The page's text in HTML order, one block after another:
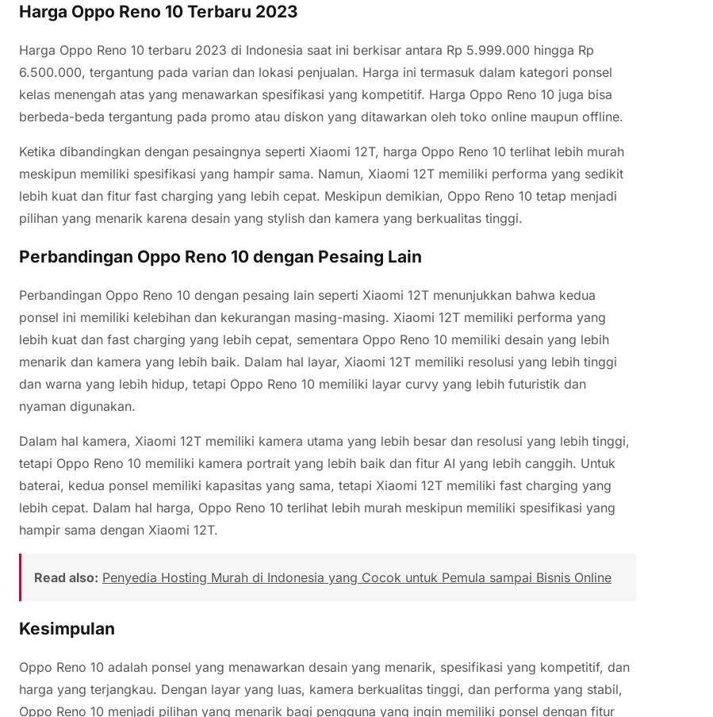
Harga Oppo Reno 10 Terbaru 2023
Harga Oppo Reno 10 terbaru 2023 di Indonesia saat ini berkisar antara Rp 5.999.000 hingga Rp
6.500.000, tergantung pada varian dan lokasi penjualan. Harga ini termasuk dalam kategori ponsel
kelas menengah atas yang menawarkan spesifikasi yang kompetitif. Harga Oppo Reno 10 juga bisa
berbeda-beda tergantung pada promo atau diskon yang ditawarkan oleh toko online maupun offline.
Ketika dibandingkan dengan pesaingnya seperti Xiaomi 12T, harga Oppo Reno 10 terlihat lebih murah
meskipun memiliki spesifikasi yang hampir sama. Namun, Xiaomi 12T memiliki performa yang sedikit
lebih kuat dan fitur fast charging yang lebih cepat. Meskipun demikian, Oppo Reno 10 tetap menjadi
pilihan yang menarik karena desain yang stylish dan kamera yang berkualitas tinggi.
Perbandingan Oppo Reno 10 dengan Pesaing Lain
Perbandingan Oppo Reno 10 dengan pesaing lain seperti Xiaomi 12T menunjukkan bahwa kedua
ponsel ini memiliki kelebihan dan kekurangan masing-masing. Xiaomi 12T memiliki performa yang
lebih kuat dan fast charging yang lebih cepat, sementara Oppo Reno 10 memiliki desain yang lebih
menarik dan kamera yang lebih baik. Dalam hal layar, Xiaomi 12T memiliki resolusi yang lebih tinggi
dan warna yang lebih hidup, tetapi Oppo Reno 10 memiliki layar curvy yang lebih futuristik dan
nyaman digunakan.
Dalam hal kamera, Xiaomi 12T memiliki kamera utama yang lebih besar dan resolusi yang lebih tinggi,
tetapi Oppo Reno 10 memiliki kamera portrait yang lebih baik dan fitur AI yang lebih canggih. Untuk
baterai, kedua ponsel memiliki kapasitas yang sama, tetapi Xiaomi 12T memiliki fast charging yang
lebih cepat. Dalam hal harga, Oppo Reno 10 terlihat lebih murah meskipun memiliki spesifikasi yang
hampir sama dengan Xiaomi 12T.
Read also: Penyedia Hosting Murah di Indonesia yang Cocok untuk Pemula sampai Bisnis Online
Kesimpulan
Oppo Reno 10 adalah ponsel yang menawarkan desain yang menarik, spesifikasi yang kompetitif, dan
harga yang terjangkau. Dengan layar yang luas, kamera berkualitas tinggi, dan performa yang stabil,
Oppo Reno 10 menjadi pilihan yang menarik bagi pengguna yang ingin memiliki ponsel dengan fitur